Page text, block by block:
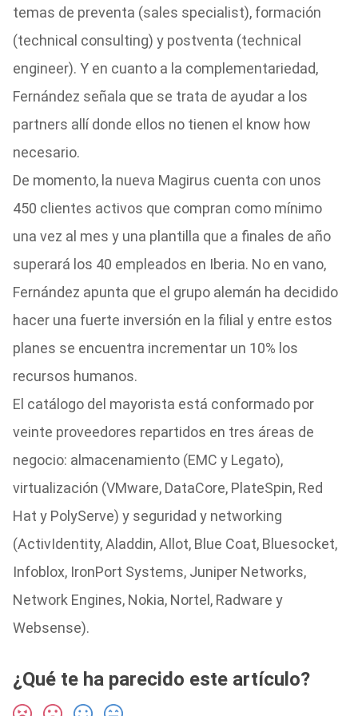
temas de preventa (sales specialist), formación
(technical consulting) y postventa (technical
engineer). Y en cuanto a la complementariedad,
Fernández señala que se trata de ayudar a los
partners allí donde ellos no tienen el know how
necesario.
De momento, la nueva Magirus cuenta con unos
450 clientes activos que compran como mínimo
una vez al mes y una plantilla que a finales de año
superará los 40 empleados en Iberia. No en vano,
Fernández apunta que el grupo alemán ha decidido
hacer una fuerte inversión en la filial y entre estos
planes se encuentra incrementar un 10% los
recursos humanos.
El catálogo del mayorista está conformado por
veinte proveedores repartidos en tres áreas de
negocio: almacenamiento (EMC y Legato),
virtualización (VMware, DataCore, PlateSpin, Red
Hat y PolyServe) y seguridad y networking
(ActivIdentity, Aladdin, Allot, Blue Coat, Bluesocket,
Infoblox, IronPort Systems, Juniper Networks,
Network Engines, Nokia, Nortel, Radware y
Websense).
¿Qué te ha parecido este artículo?